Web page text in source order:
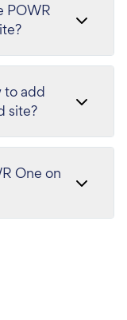
POWR
to add
site?
One on